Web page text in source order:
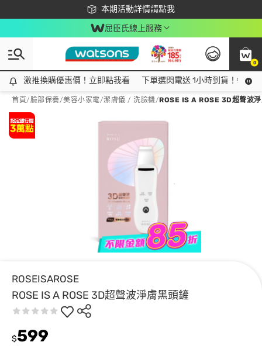
本期活動詳情請點我
下載app最高回饋$350
屈臣氏線上服務
0
激推換購優惠價！立即點我看
激推換購優惠價！立即點我看 下單選閃電送 1小時到貨！領神
首頁/臉部保養/美容小家電/潔膚儀 / 洗臉機/ROSE IS A ROSE 3D超聲波
ROSEISAROSE
ROSE IS A ROSE 3D超聲波淨膚黑頭鏟
$599